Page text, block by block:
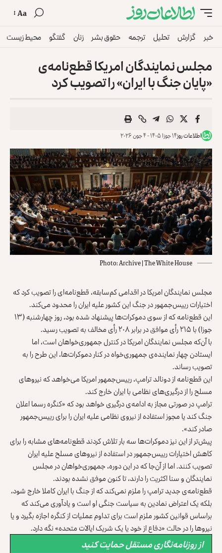
Aa
خبر گزارش تحلیل ترجمه حقوق بشر زنان گفتگو محیط زیست
مجلس نمایندگان امریکا قطع‌نامه‌ی
«پایان جنگ با ایران» را تصویب کرد
اطلاعات روز۱۴ جوزا ۱۴۰۵ - ۴ جون ۲۰۲۶
Photo: Archive | The White House
مجلس نمایندگان امریکا در اقدامی کم‌سابقه، قطع‌نامه‌ای را تصویب کرد که
اختیارات رییس‌جمهور در جنگ این کشور علیه ایران را محدود می‌کند.
این قطع‌نامه که از سوی دموکرات‌ها پیشنهاد شده بود، روز چهارشنبه (۱۳
جوزا) با ۲۱۵ رأی موافق در برابر ۲۰۸ رأی مخالف به تصویب رسید.
با آن‌که مجلس نمایندگان امریکا در کنترل جمهوری‌خواهان است، اما
ایستادن چهار نماینده‌ی جمهوری‌خواه در کنار دموکرات‌ها، این طرح را به
تصویب رساند.
این قطع‌نامه از دونالد ترامپ، رییس‌جمهور امریکا می‌خواهد که نیروهای
مسلح را از درگیری‌های نظامی با ایران خارج کند.
ترامپ در صورتی مجاز به ادامه‌ی درگیری خواهد بود که «کنگره رسما اعلان
جنگ کند یا مجوز استفاده از نیروی نظامی علیه ایران را برای رییس‌جمهور
صادر کند».
پیش‌تر از این نیز دموکرات‌ها سه بار تلاش کردند قطع‌نامه‌های مشابه را برای
کاهش اختیارات رییس‌جمهور در استفاده از نیروهای مسلح علیه ایران
تصویب کنند. اما از آن‌جا که در این دوره، جمهوری‌خواهان در مجلس
نمایندگان و سنا اکثریت را دارند، تا کنون موفق نشده بودند.
قطع‌نامه‌ی جدید ترامپ را ملزم نمی‌کند که از جنگ با ایران کاملا خارج شود،
بلکه یک اعتراض نمادین به سیاست جنگی او است و یادآوری می‌کند که
براساس قوانین کشور ملزم است برای تداوم عملیات از کنگره اجازه بگیرد و یا
نیروها را در حالت «دفاع از خود یا یک شریک ایالات متحده» نگه دارد.
از روزنامه‌نگاری مستقل حمایت کنید